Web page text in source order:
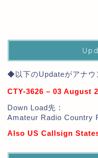
◆以下のUpdateがアナウ
CTY-3626 – 03 August
Down Load先：
Amateur Radio Country
Also US Callsign